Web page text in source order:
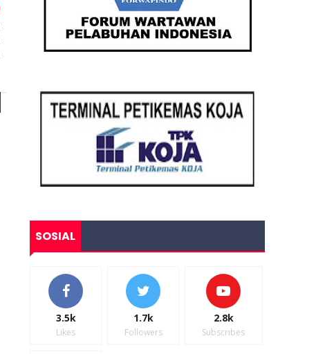
SOSIAL
3.5k
Likes
1.7k
Followers
2.8k
Subscribes